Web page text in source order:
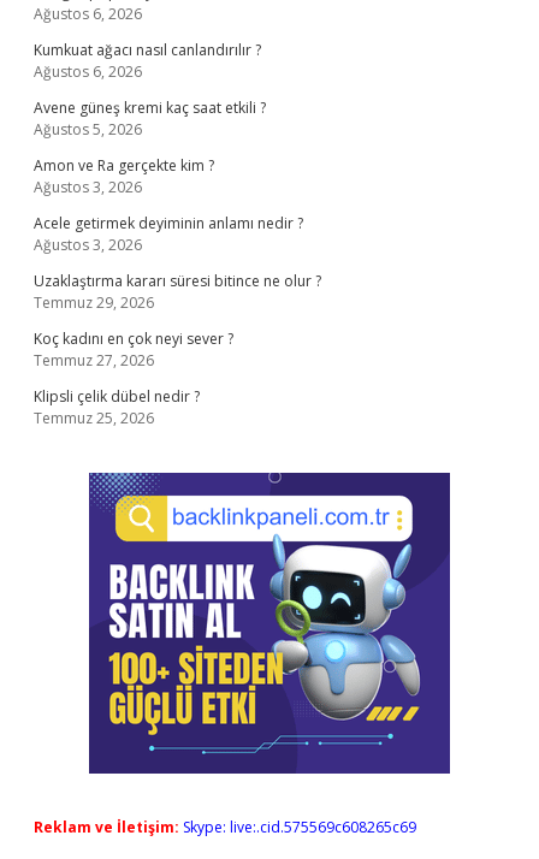
Ağustos 6, 2026
Kumkuat ağacı nasıl canlandırılır ?
Ağustos 6, 2026
Avene güneş kremi kaç saat etkili ?
Ağustos 5, 2026
Amon ve Ra gerçekte kim ?
Ağustos 3, 2026
Acele getirmek deyiminin anlamı nedir ?
Ağustos 3, 2026
Uzaklaştırma kararı süresi bitince ne olur ?
Temmuz 29, 2026
Koç kadını en çok neyi sever ?
Temmuz 27, 2026
Klipsli çelik dübel nedir ?
Temmuz 25, 2026
Reklam ve İletişim: Skype: live:.cid.575569c608265c69